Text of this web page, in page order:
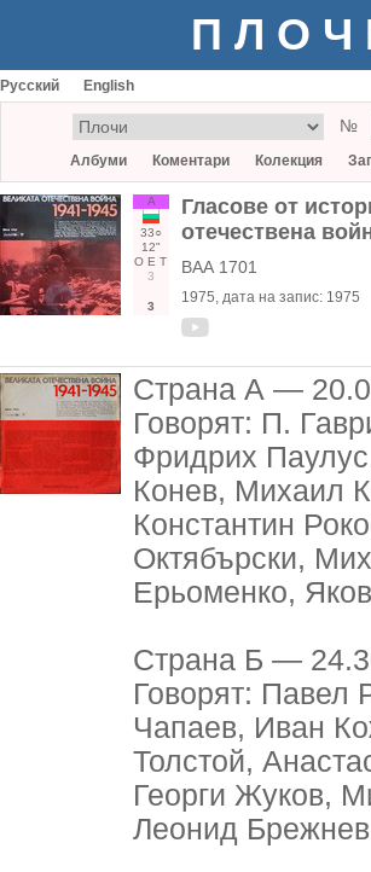
Русский English
№
Албуми Коментари Колекция
А
33○
12"
О Е Т
3
3
Гласове от
отечествена
ВАА 1701
1975, дата на запис: 1975
Страна А —
Говорят: П.
Фридрих
Конев, Михаил
Константин
Октябърски,
Ерьоменко,
Страна Б —
Говорят: Павел
Чапаев, Иван
Толстой,
Георги Жуков,
Леонид Брежнев